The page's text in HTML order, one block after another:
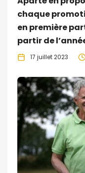
chaque
en première
partir de
17 juillet 2023